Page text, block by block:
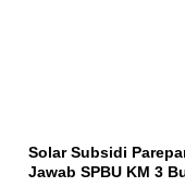
Solar Subsidi
Jawab SPBU KM 3